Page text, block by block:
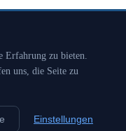
| developed by
Erfahrung zu bieten.
uns, die Seite zu
Einstellungen